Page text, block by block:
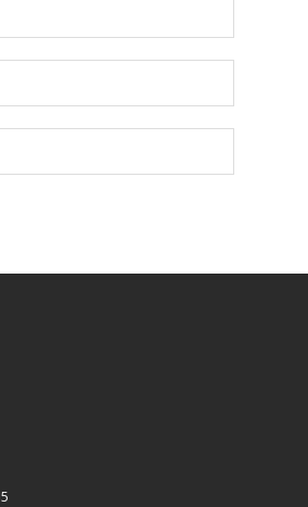
апгрейда. Случай с Амфитоном
настройка акустических систем для
подготовка помещения для